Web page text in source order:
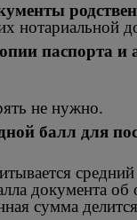
нотариальной
паспорта и
не нужно.
балл для
документа
сумма